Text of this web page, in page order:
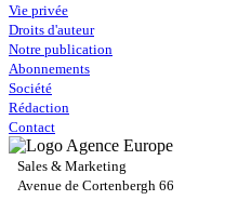
Vie privée
Droits d'auteur
Notre publication
Abonnements
Société
Rédaction
Contact
Sales & Marketing
Avenue de Cortenbergh 66